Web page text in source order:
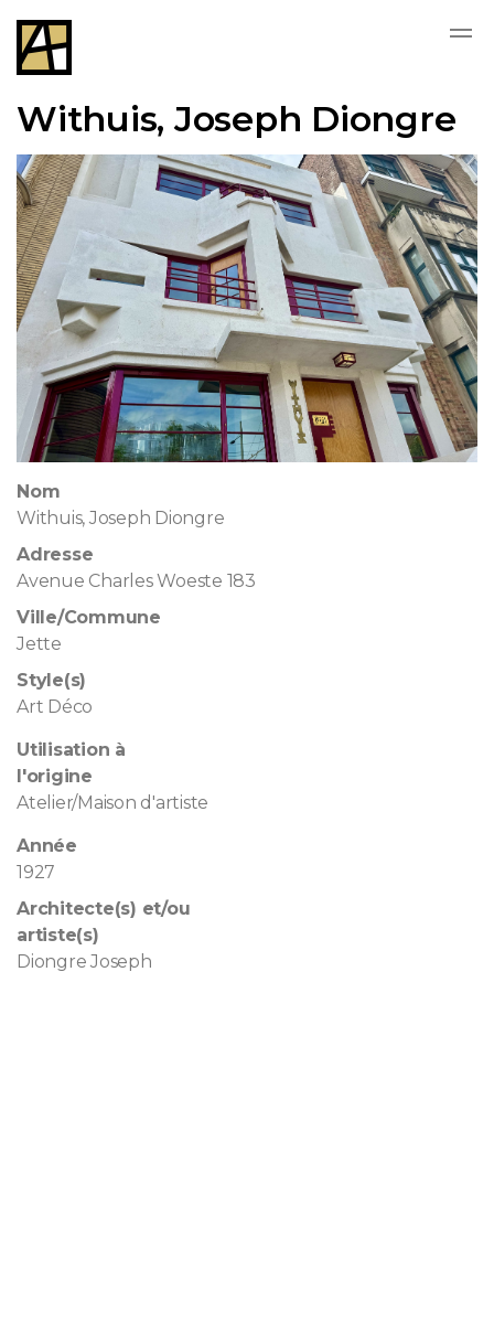
Withuis, Joseph Diongre
Nom
Withuis, Joseph Diongre
Adresse
Avenue Charles Woeste 183
Ville/Commune
Jette
Style(s)
Art Déco
Utilisation à
l'origine
Atelier/Maison d'artiste
Année
1927
Architecte(s) et/ou
artiste(s)
Diongre Joseph